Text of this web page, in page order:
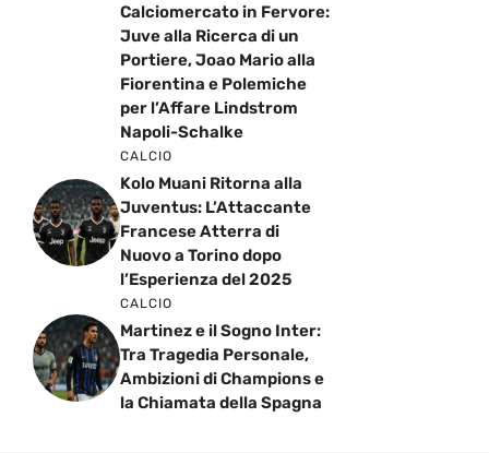
Calciomercato in Fervore:
Juve alla Ricerca di un
Portiere, Joao Mario alla
Fiorentina e Polemiche
per l’Affare Lindstrom
Napoli-Schalke
CALCIO
Kolo Muani Ritorna alla
Juventus: L’Attaccante
Francese Atterra di
Nuovo a Torino dopo
l’Esperienza del 2025
CALCIO
Martinez e il Sogno Inter:
Tra Tragedia Personale,
Ambizioni di Champions e
la Chiamata della Spagna